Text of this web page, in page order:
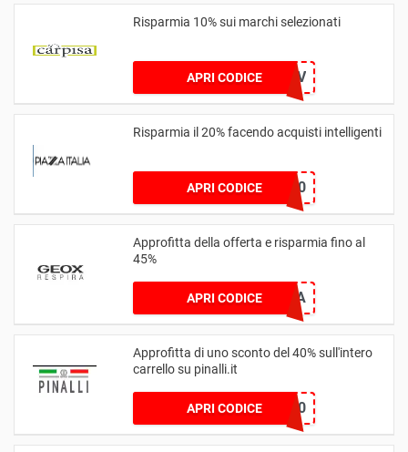
Risparmia 10% sui marchi selezionati
APRI CODICEJOINUS10V
Risparmia il 20% facendo acquisti intelligenti
APRI CODICE
NEWLOOK20
Approfitta della offerta e risparmia fino al
45%
APRI CODICEBDAY23USA
Approfitta di uno sconto del 40% sull'intero
carrello su pinalli.it
APRI CODICEHAPPY40